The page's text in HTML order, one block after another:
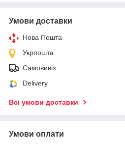
Умови доставки
Нова Пошта
Укрпошта
Самовивіз
Delivery
Всі умови доставки
Умови оплати